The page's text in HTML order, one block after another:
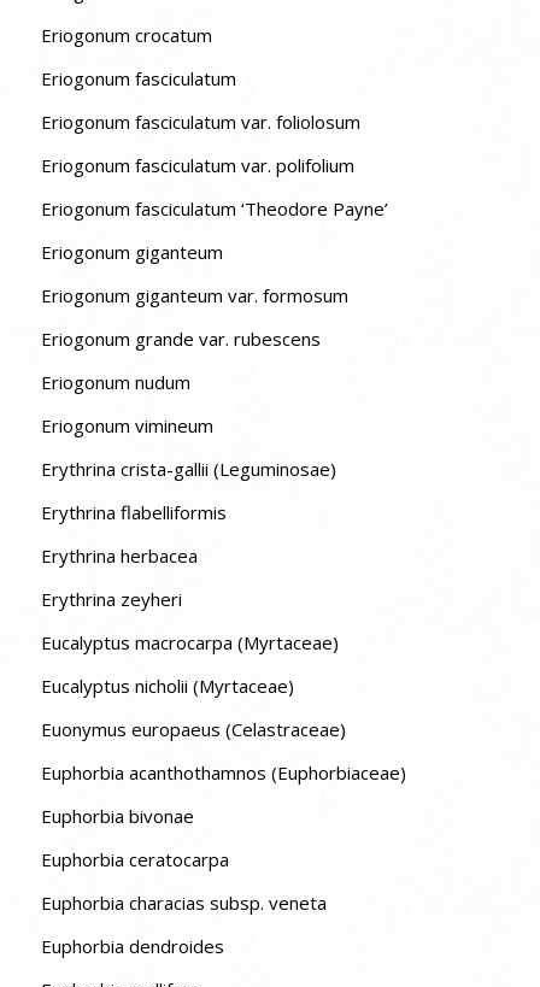
Eriogonum crocatum
Eriogonum fasciculatum
Eriogonum fasciculatum var. foliolosum
Eriogonum fasciculatum var. polifolium
Eriogonum fasciculatum ‘Theodore Payne’
Eriogonum giganteum
Eriogonum giganteum var. formosum
Eriogonum grande var. rubescens
Eriogonum nudum
Eriogonum vimineum
Erythrina crista-gallii (Leguminosae)
Erythrina flabelliformis
Erythrina herbacea
Erythrina zeyheri
Eucalyptus macrocarpa (Myrtaceae)
Eucalyptus nicholii (Myrtaceae)
Euonymus europaeus (Celastraceae)
Euphorbia acanthothamnos (Euphorbiaceae)
Euphorbia bivonae
Euphorbia ceratocarpa
Euphorbia characias subsp. veneta
Euphorbia dendroides